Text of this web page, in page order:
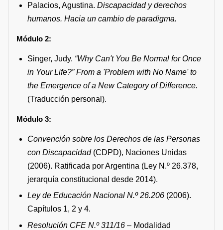
Palacios, Agustina.Discapacidad y derechos
humanos. Hacia un cambio de paradigma.
Módulo 2:
Singer, Judy. “Why Can't You Be Normal for Once
in Your Life?” From a 'Problem with No Name' to
the Emergence of a New Category of Difference.
(Traducción personal).
Módulo 3:
Convención sobre los Derechos de las Personas
con Discapacidad(CDPD), Naciones Unidas
(2006). Ratificada por Argentina (Ley N.º 26.378,
jerarquía constitucional desde 2014).
Ley de Educación Nacional N.º 26.206 (2006).
Capítulos 1, 2 y 4.
Resolución CFE N.º 311/16 – Modalidad